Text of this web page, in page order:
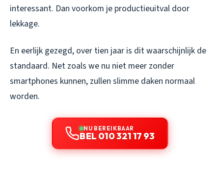
interessant. Dan voorkom je productieuitval door
lekkage.
En eerlijk gezegd, over tien jaar is dit waarschijnlijk de
standaard. Net zoals we nu niet meer zonder
smartphones kunnen, zullen slimme daken normaal
worden.
NU BEREIKBAAR
BEL 010 321 17 93